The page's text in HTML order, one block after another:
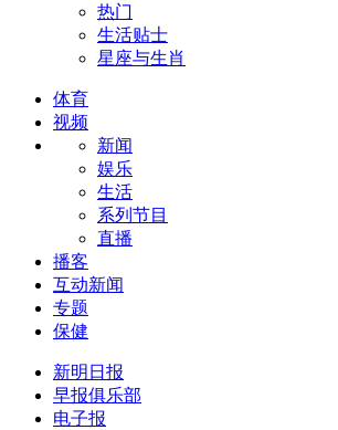
热门
生活贴士
星座与生肖
体育
视频
新闻
娱乐
生活
系列节目
直播
播客
互动新闻
专题
保健
新明日报
早报俱乐部
电子报